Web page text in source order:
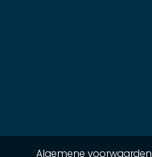
Algemene voorwaarden